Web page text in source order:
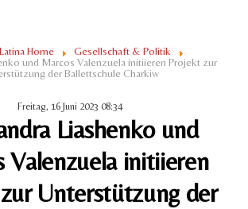
Home
Gesellschaft & Politik
und Marcos Valenzuela initiieren Projekt zur
der Ballettschule Charkiw
Freitag, 16 Juni 2023 08:34
Liashenko und
Valenzuela initiieren
Unterstützung der